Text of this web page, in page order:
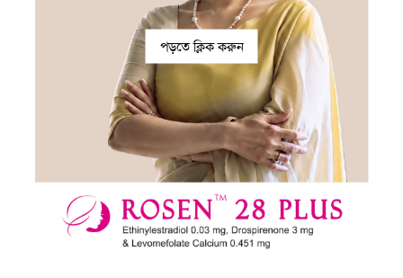
পড়তে ক্লিক করুন